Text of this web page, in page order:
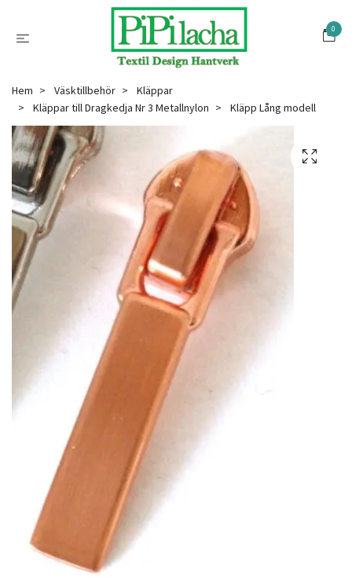
0
Hem Väsktillbehör
Kläppar
Kläppar till Dragkedja Nr 3 Metallnylon
Kläpp Lång modell